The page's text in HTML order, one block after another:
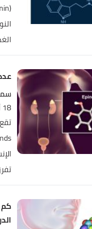
18 أكتوبر 2021